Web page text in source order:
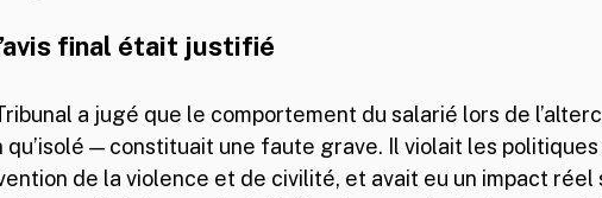
final était justifié
a jugé que le comportement du salarié lors de
qu’isolé — constituait une faute grave. Il violait les
de la violence et de civilité, et avait eu un impact réel